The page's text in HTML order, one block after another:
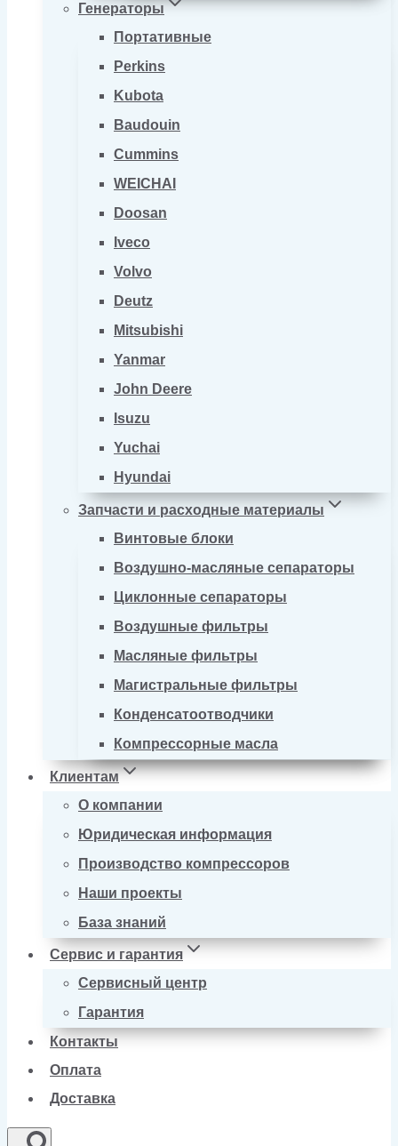
Генераторы
Портативные
Perkins
Kubota
Baudouin
Cummins
WEICHAI
Doosan
Iveco
Volvo
Deutz
Mitsubishi
Yanmar
John Deere
Isuzu
Yuchai
Hyundai
Запчасти и расходные материалы
Винтовые блоки
Воздушно-масляные сепараторы
Циклонные сепараторы
Воздушные фильтры
Масляные фильтры
Магистральные фильтры
Конденсатоотводчики
Компрессорные масла
Клиентам
О компании
Юридическая информация
Производство компрессоров
Наши проекты
База знаний
Сервис и гарантия
Сервисный центр
Гарантия
Контакты
Оплата
Доставка